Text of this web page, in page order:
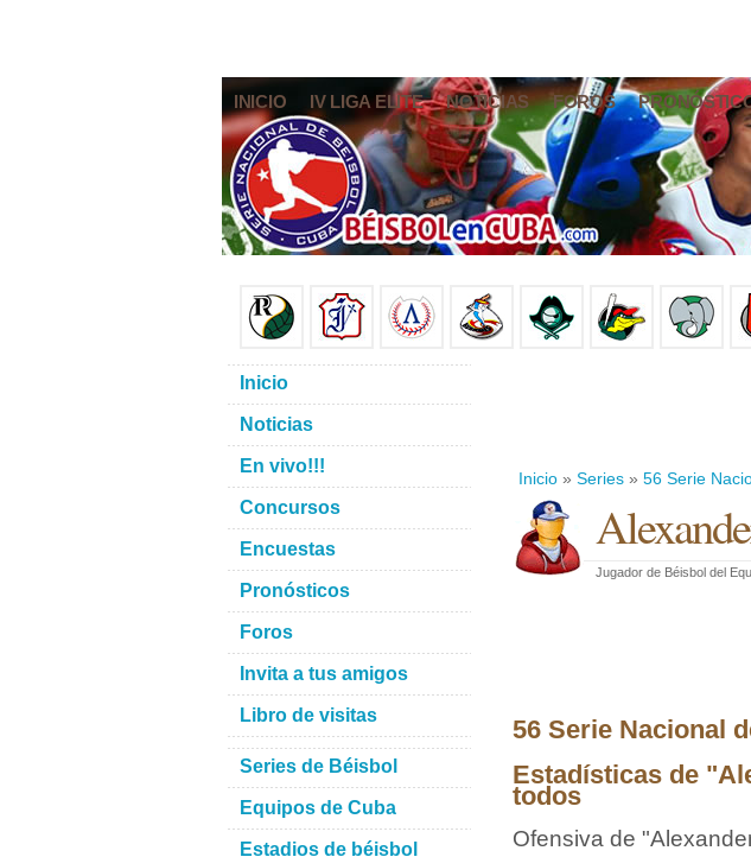
INICIO IV LIGA ELITE NOTICIAS FOROS
Inicio » Series » 56 Serie
Jugador de Béisbol del
56 Serie Nacional
Estadísticas de
todos
Ofensiva de
Inicio
Noticias
En vivo!!!
Concursos
Encuestas
Pronósticos
Foros
Invita a tus amigos
Libro de visitas
Series de Béisbol
Equipos de Cuba
Estadios de béisbol